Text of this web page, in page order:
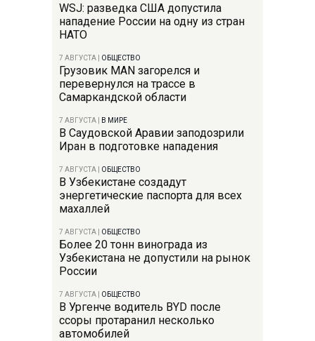
WSJ: разведка США допустила
нападение России на одну из стран
НАТО
7 АВГУСТА ОБЩЕСТВО
Грузовик MAN загорелся и
перевернулся на трассе в
Самаркандской области
7 АВГУСТА В МИРЕ
В Саудовской Аравии заподозрили
Иран в подготовке нападения
7 АВГУСТА ОБЩЕСТВО
В Узбекистане создадут
энергетические паспорта для всех
махаллей
7 АВГУСТА ОБЩЕСТВО
Более 20 тонн винограда из
Узбекистана не допустили на рынок
России
7 АВГУСТА ОБЩЕСТВО
В Ургенче водитель BYD после
ссоры протаранил несколько
автомобилей